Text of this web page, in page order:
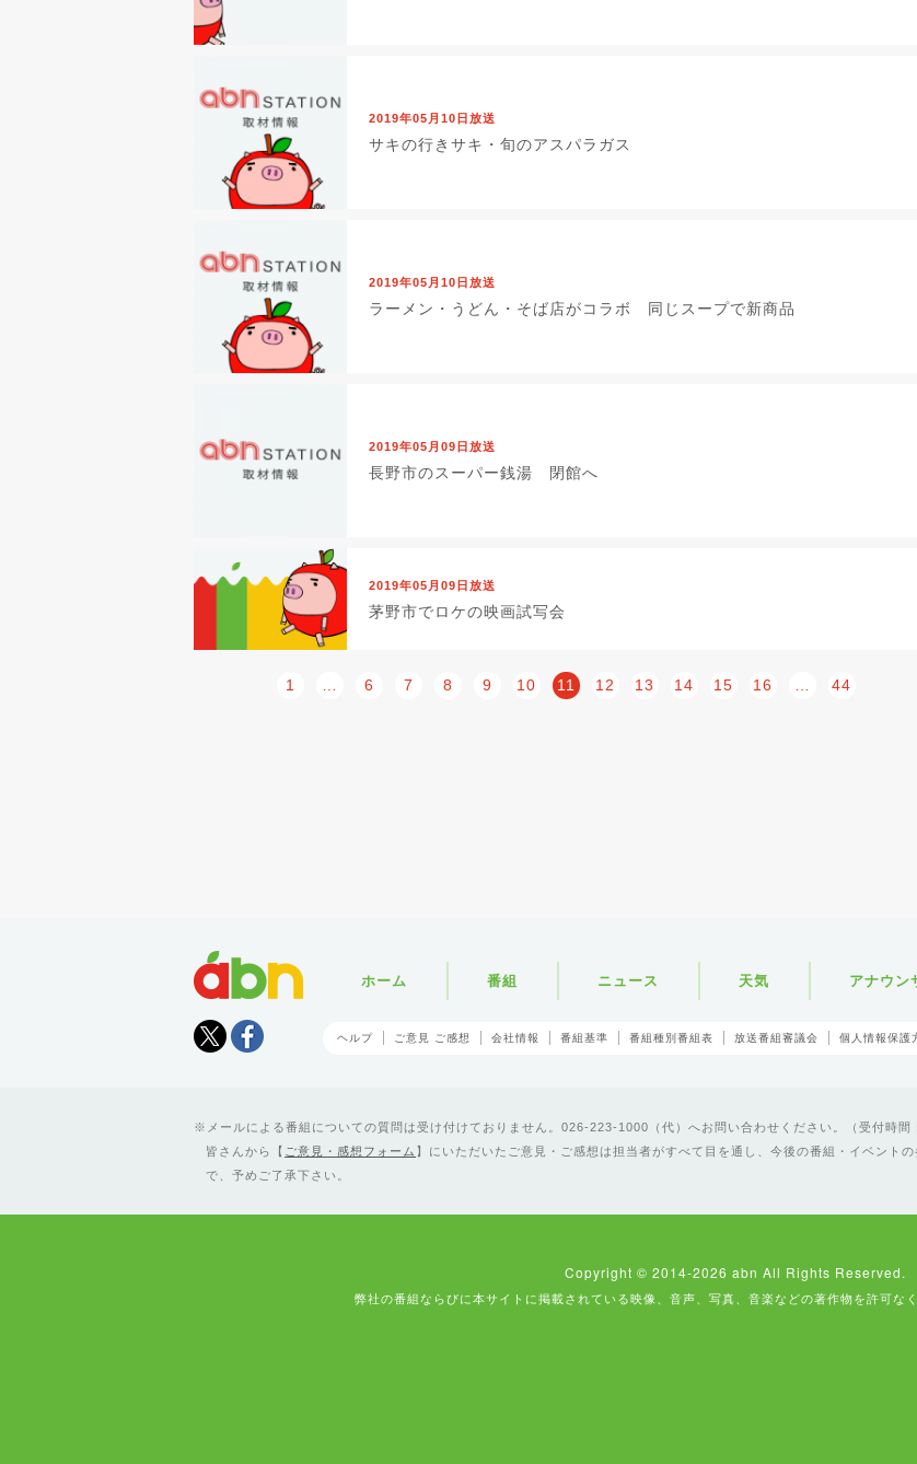
2019年05月10日放送
サキの行きサキ・旬のアスパラガス
2019年05月10日放送
ラーメン・うどん・そば店がコラボ 同じスープで新商品
2019年05月09日放送
長野市のスーパー銭湯 閉館へ
2019年05月09日放送
茅野市でロケの映画試写会
1 6 7 8 9 10 11 12 13 14 15 16 44
Tweet
ホーム 番組 ニュース 天気 アナウン
ヘルプ ご意見 ご感想 会社情報 番組基準 番組種別番組表 放送番組審議会 個人情報保護
メールによる番組についての質問は受け付けておりません。026-223-1000（代）へお問い合わせください。（受付時間
皆さんから【 ご意見・感想フォーム 】にいただいたご意見・ご感想は担当者がすべて目を通し、今後の番組・イベント
で、予めご了承下さい。
Copyright © 2014-2026 abn All Rights Reserved.
弊社の番組ならびに本サイトに掲載されている映像、音声、写真、音楽などの著作物を許可な